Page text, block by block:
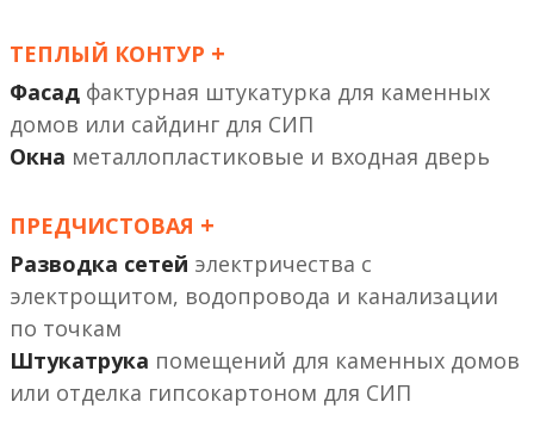
ТЕПЛЫЙ КОНТУР +
Фасад фактурная штукатурка
или сайдинг
Окна металлопластиковые и входная дверь
ПРЕДЧИСТОВАЯ +
Разводка сетей электричества с
электрощитом, водопровода и канализации
по точкам
Штукатрука помещений
или отделка гипсокартоном